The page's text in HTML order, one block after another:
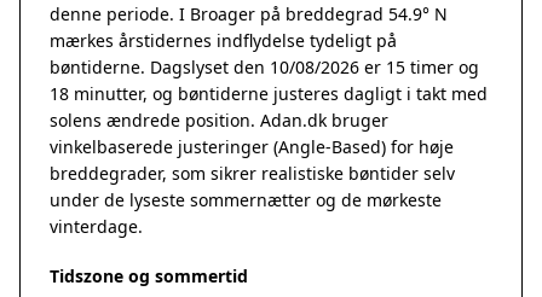
denne periode. I Broager på breddegrad 54.9° N
mærkes årstidernes indflydelse tydeligt på
bøntiderne. Dagslyset den 10/08/2026 er 15 timer og
18 minutter, og bøntiderne justeres dagligt i takt med
solens ændrede position. Adan.dk bruger
vinkelbaserede justeringer (Angle-Based) for høje
breddegrader, som sikrer realistiske bøntider selv
under de lyseste sommernætter og de mørkeste
vinterdage.
Tidszone og sommertid